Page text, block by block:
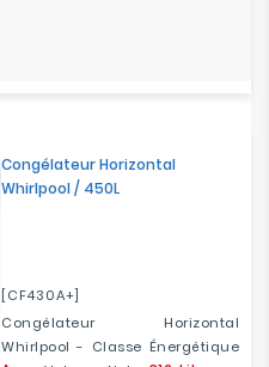
Congélateur Horizontal
Whirlpool / 450L
[CF430A+]
Congélateur Horizontal
Whirlpool - Classe Énergétique